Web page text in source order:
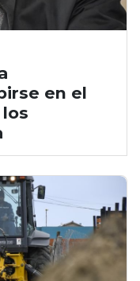
en el